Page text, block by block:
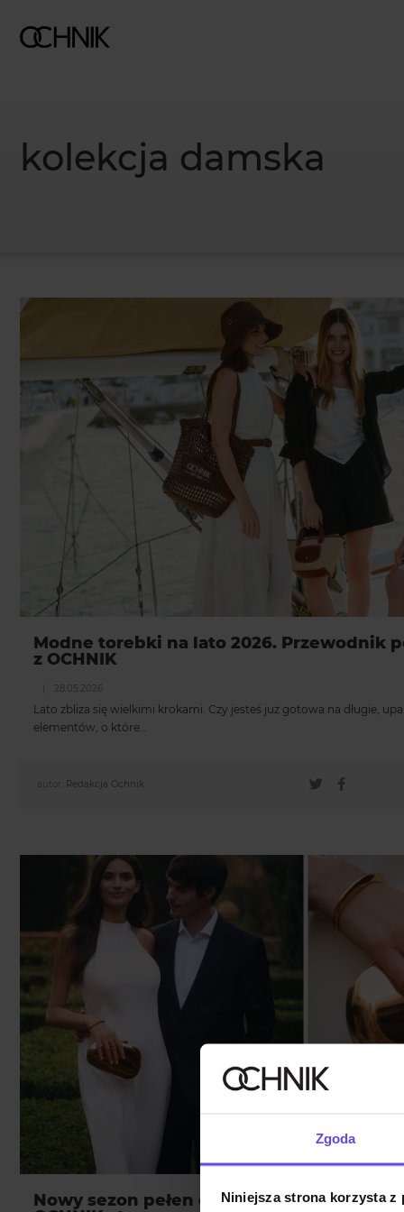
Zgoda
Niniejsza strona korzysta z
kolekcja damska
Modne torebki na lato 2026. Przewodnik
z OCHNIK
28.05.2026
Lato zbliża się wielkimi krokami. Czy jesteś już gotowa na długie,
elementów, o które…
autor: Redakcja Ochnik
Nowy sezon pełen celebracji. Odkryj